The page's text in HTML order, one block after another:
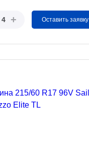
4 + Оставить заявку